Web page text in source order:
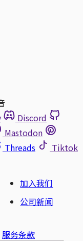
Discord
Mastodon
Threads
Tiktok
加入我们
公司新闻
服务条款